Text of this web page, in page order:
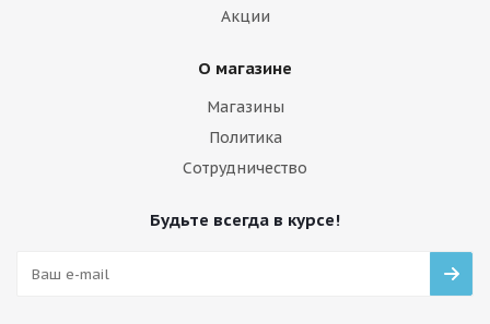
Акции
О магазине
Магазины
Политика
Сотрудничество
Будьте всегда в курсе!